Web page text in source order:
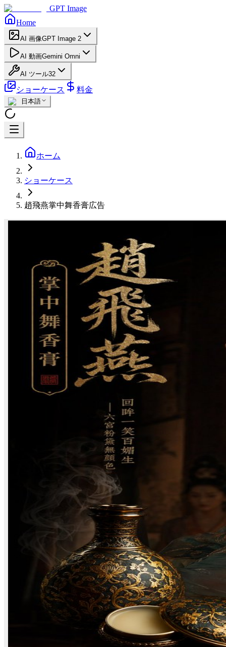
GPT Image
Home
AI 画像GPT Image 2
AI 動画Gemini Omni
AI ツール32
ショーケース 料金
日本語
ホーム
ショーケース
趙飛燕掌中舞香膏広告